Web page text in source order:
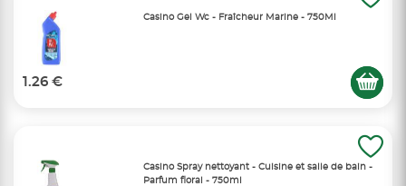
Casino Gel Wc - Fraîcheur Marine - 750Ml
1.26 €
Casino Spray nettoyant - Cuisine et salle de bain -
Parfum floral - 750ml